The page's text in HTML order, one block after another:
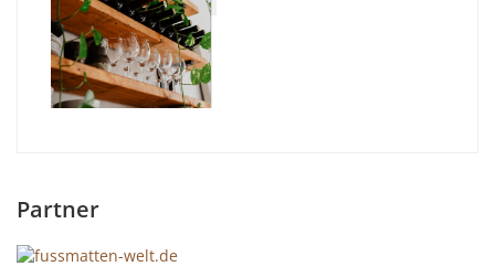
Partner